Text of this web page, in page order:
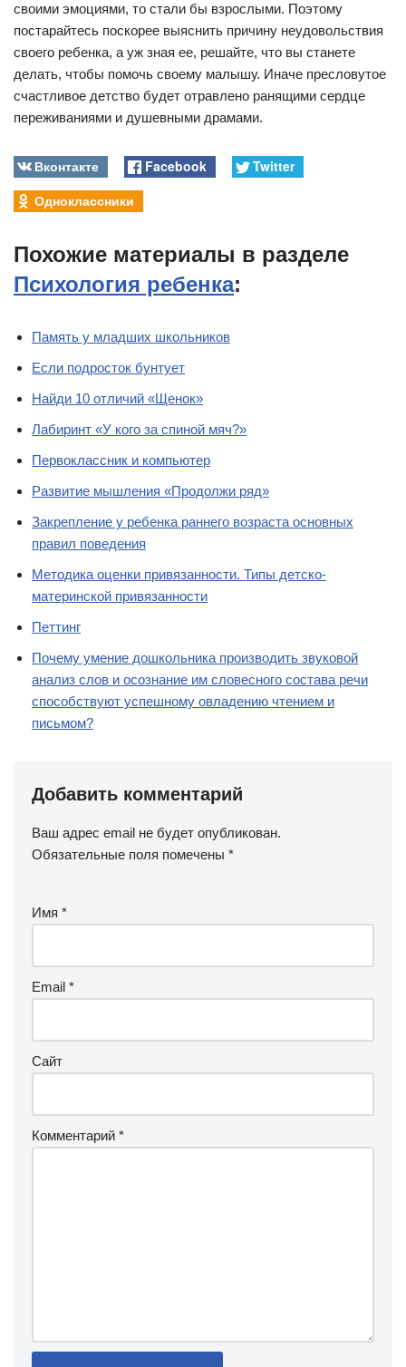
своими эмоциями, то стали бы взрослыми. Поэтому
постарайтесь поскорее выяснить причину неудовольствия
своего ребенка, а уж зная ее, решайте, что вы станете
делать, чтобы помочь своему малышу. Иначе пресловутое
счастливое детство будет отравлено ранящими сердце
переживаниями и душевными драмами.
Вконтакте Facebook
Twitter
Одноклассники
Похожие материалы в разделе
Психология ребенка:
Память у младших школьников
Если подросток бунтует
Найди 10 отличий «Щенок»
Лабиринт «У кого за спиной мяч?»
Первоклассник и компьютер
Развитие мышления «Продолжи ряд»
Закрепление у ребенка раннего возраста основных
правил поведения
Методика оценки привязанности. Типы детско-
материнской привязанности
Петтинг
Почему умение дошкольника производить звуковой
анализ слов и осознание им словесного состава речи
способствуют успешному овладению чтением и
письмом?
Добавить комментарий
Ваш адрес email не будет опубликован.
Обязательные поля помечены *
Имя *
Email *
Сайт
Комментарий *